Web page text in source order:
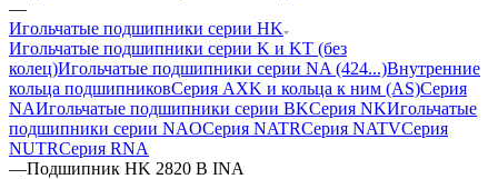
—
Игольчатые подшипники серии HK
Игольчатые подшипники серии K и KT (без
колец)Игольчатые подшипники серии NA (424...)Внутренние
кольца подшипниковСерия AXK и кольца к ним (AS)Серия
NAИгольчатые подшипники серии BKСерия NKИгольчатые
подшипники серии NAOСерия NATRСерия NATVСерия
NUTRСерия RNA
—Подшипник HK 2820 B INA